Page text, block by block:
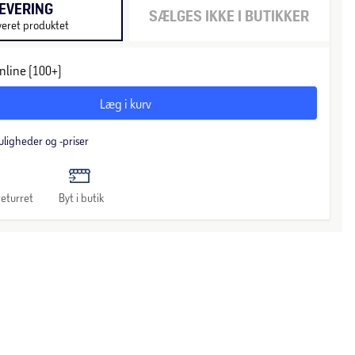
produktet SÆLGES IKKE I BUTIKKER
(100+)
Læg i kurv
og -priser
Byt i butik